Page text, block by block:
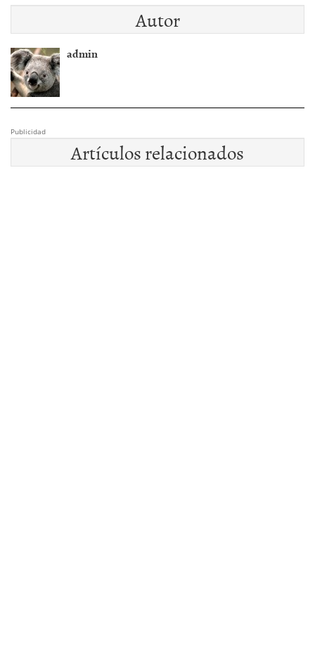
Autor
admin
Publicidad
Artículos relacionados